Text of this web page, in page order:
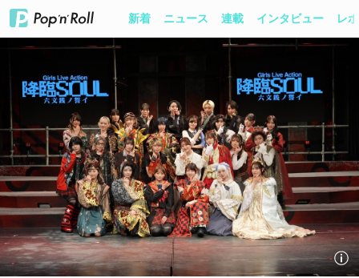
新着 ニュース 連載 インタビュー レ